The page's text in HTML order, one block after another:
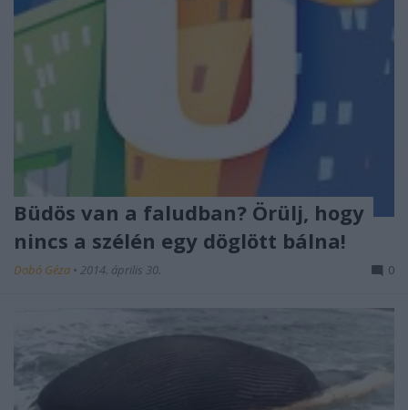
Büdös van a faludban? Örülj, hogy
nincs a szélén egy döglött bálna!
Dobó Géza • 2014. április 30. 0